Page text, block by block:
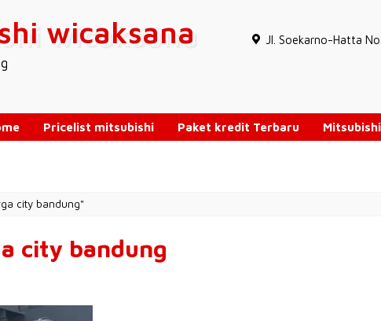
wicaksana
JI. Soekarno-Hatta
Pricelist mitsubishi Paket kredit Terbaru
city bandung"
city bandung